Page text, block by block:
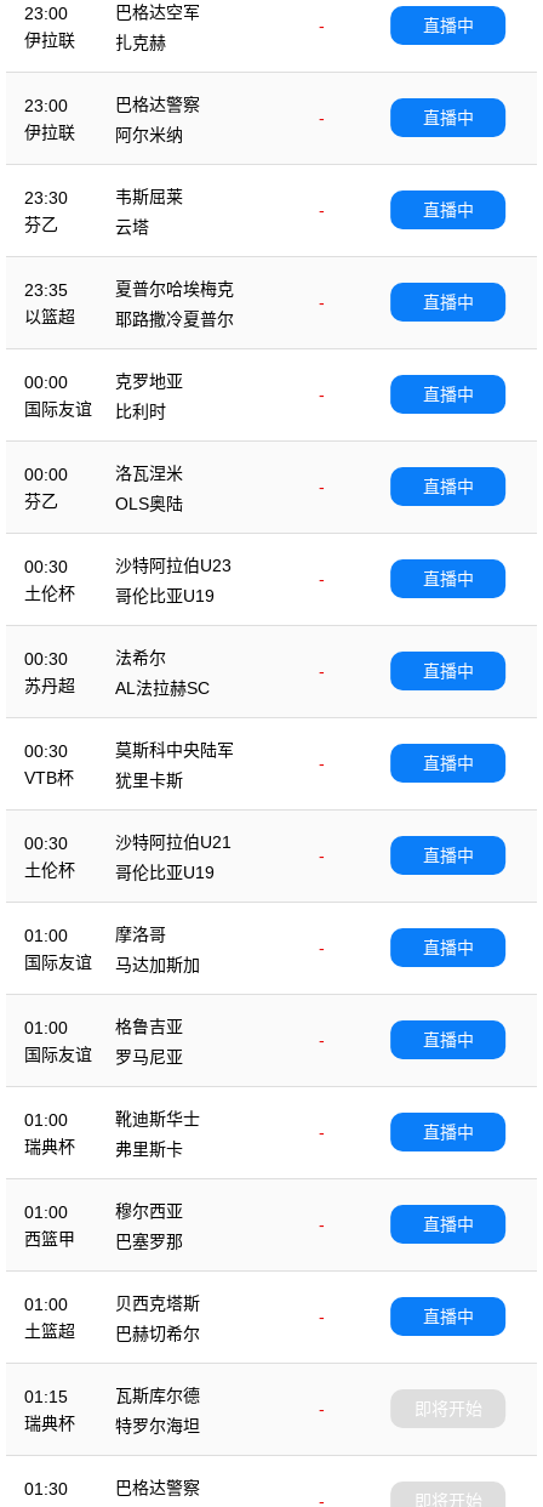
23:00
伊拉联
巴格达空军
-
扎克赫
直播中
23:00
伊拉联
巴格达警察
-
阿尔米纳
直播中
23:30
芬乙
韦斯屈莱
-
云塔
直播中
23:35
以篮超
夏普尔哈埃梅克
-
耶路撒冷夏普尔
直播中
00:00
国际友谊
克罗地亚
-
比利时
直播中
00:00
芬乙
洛瓦涅米
-
OLS奥陆
直播中
00:30
土伦杯
沙特阿拉伯U23
-
哥伦比亚U19
直播中
00:30
苏丹超
法希尔
-
AL法拉赫SC
直播中
00:30
VTB杯
莫斯科中央陆军
-
犹里卡斯
直播中
00:30
土伦杯
沙特阿拉伯U21
-
哥伦比亚U19
直播中
01:00
国际友谊
摩洛哥
-
马达加斯加
直播中
01:00
国际友谊
格鲁吉亚
-
罗马尼亚
直播中
01:00
瑞典杯
靴迪斯华士
-
弗里斯卡
直播中
01:00
西篮甲
穆尔西亚
-
巴塞罗那
直播中
01:00
土篮超
贝西克塔斯
-
巴赫切希尔
直播中
01:15
瑞典杯
瓦斯库尔德
-
特罗尔海坦
即将开始
01:30
巴格达警察
- 即将开始